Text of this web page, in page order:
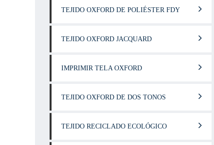
TEJIDO OXFORD DE POLIÉSTER FDY
TEJIDO OXFORD JACQUARD
IMPRIMIR TELA OXFORD
TEJIDO OXFORD DE DOS TONOS
TEJIDO RECICLADO ECOLÓGICO